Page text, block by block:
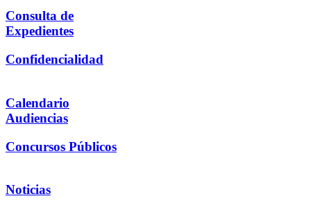
Consulta de
Expedientes
Confidencialidad
Calendario
Audiencias
Concursos Públicos
Noticias